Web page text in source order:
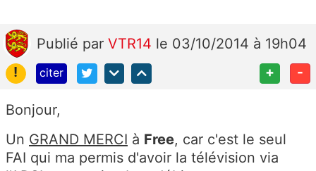
Publié par VTR14 le 03/10/2014 à 19h04
!
citer + -
Bonjour,
Un GRAND MERCI à Free, car c'est le seul
FAI qui ma permis d'avoir la télévision via